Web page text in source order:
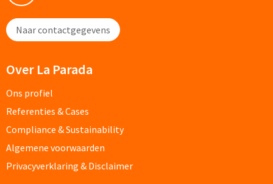
Potloden bedrukken
Stoepkrijt bedrukken
Waskrijtjes bedrukken
Notitieboekjes & Schrijfmappen
Naar contactgegevens
Over La Parada
Ons profiel
Referenties & Cases
Compliance & Sustainability
Algemene voorwaarden
Privacyverklaring & Disclaimer